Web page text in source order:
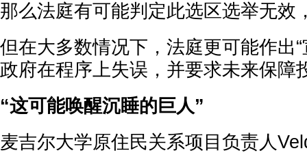
那么法庭有可能判定此选区选举无效
但在大多数情况下，法庭更可能作出
政府在程序上失误，并要求未来保障
“这可能唤醒沉睡的巨人”
麦吉尔大学原住民关系项目负责人